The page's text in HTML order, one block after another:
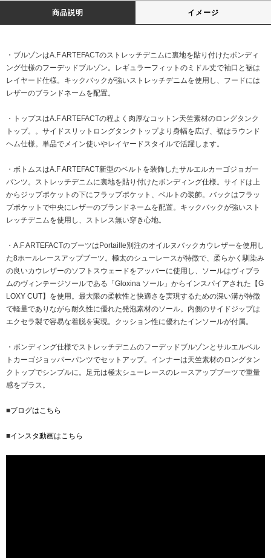
商品説明 イメージ
・ブルゾンはA.F ARTEFACTのストレッチデニムに裏地を貼り付けたボンディ
ング仕様のフーデッドブルゾン。レギュラーフィットのミドル丈で袖口と裾は
レイヤード仕様。キックバックが強いストレッチデニムを使用し、フードには
レザーのブランドネームを配置。
・トップスはA.F ARTEFACTの程よく肉厚なコットン天竺素材のロングタンク
トップ。。サイドスリットロングタンクトップより身幅を広げ、裾はラウンド
ヘム仕様。単品でメイン使いやレイヤードスタイルで活躍します。
・ボトムスはA.F ARTEFACT新型のベルトを装飾したサルエルカーゴジョガー
パンツ。ストレッチデニムに裏地を貼り付けたボンディング仕様。サイドは上
からジップポケットの下にフラップポケット、ベルトの装飾。バックはフラッ
プポケットで中央にレザーのブランドネームを配置。キックバックが強いスト
レッチデニムを使用し、ストレス無い穿き心地。
・A.F ARTEFACTのブーツはPortaille別注のオイルヌバックカウレザーを使用し
た8ホールレースアップブーツ。極太のシューレースが特徴で、柔らかく馴染み
の良いカウレザーのソフトスウェードをアッパーに使用し、ソールはヴィブラ
ムのヴィンテージソールである「Gloxina ソール」からインスパイアされた【G
LOXY CUT】を使用。最大限の柔軟性と快適さを実現するための深い溝が特徴
で軽量でありながら耐久性に優れた発泡素材のソール。内側のサイドジップは
エクセラ製で容易な着脱を実現。クッション性に優れたインソールが付属。
・ボンディング仕様でストレッチデニムのフーデッドブルゾンとサルエルベル
トカーゴジョッパーパンツでセットアップ。インナーは天竺素材のロングタン
クトップでシンプルに。足元は極太シューレースのレースアップブーツで重量
感をプラス。
■ブログはこちら
■インスタ動画はこちら